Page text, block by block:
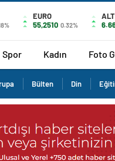
EURO
55,2510 0.32%
Spor Kadın Foto
Bülten Din